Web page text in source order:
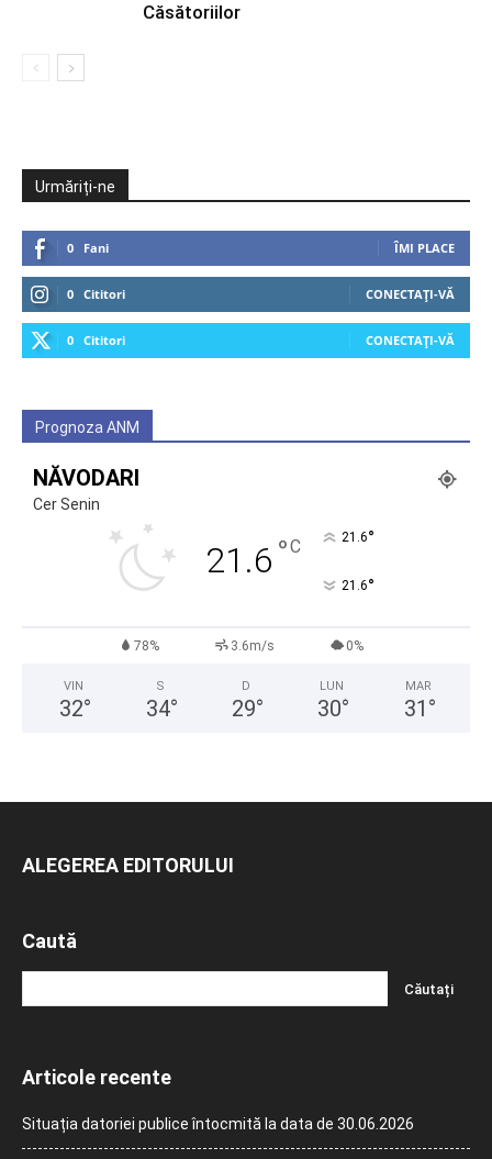
Căsătoriilor
Urmăriți-ne
0 Fani ÎMI PLACE
0 Cititori CONECTAȚI-VĂ
0 Cititori CONECTAȚI-VĂ
Prognoza ANM
NĂVODARI
Cer Senin
21.6 °C 21.6°
21.6°
78% 3.6m/s 0%
VIN
32°
S
34°
D
29°
LUN
30°
MAR
31 °
ALEGEREA EDITORULUI
Caută
Articole recente
Situația datoriei publice întocmită la data de 30.06.2026